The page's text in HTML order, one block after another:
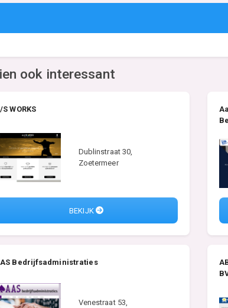
ook interessant
S WORKS
Dublinstraat 30,
Zoetermeer
BEKIJK
Bedrijfsadministraties
Venestraat 53,